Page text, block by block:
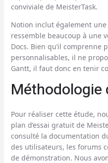
conviviale de MeisterTask.
Notion inclut également une
ressemble beaucoup à une
Docs. Bien qu’il comprenne
personnalisables, il ne
Gantt, il faut donc en tenir
Méthodologie
Pour réaliser cette étude,
plan d’essai gratuit de
consulté la documentation
des utilisateurs, les forums
de démonstration. Nous